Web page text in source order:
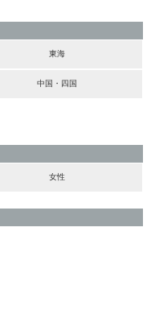
東海
中国・四国
女性